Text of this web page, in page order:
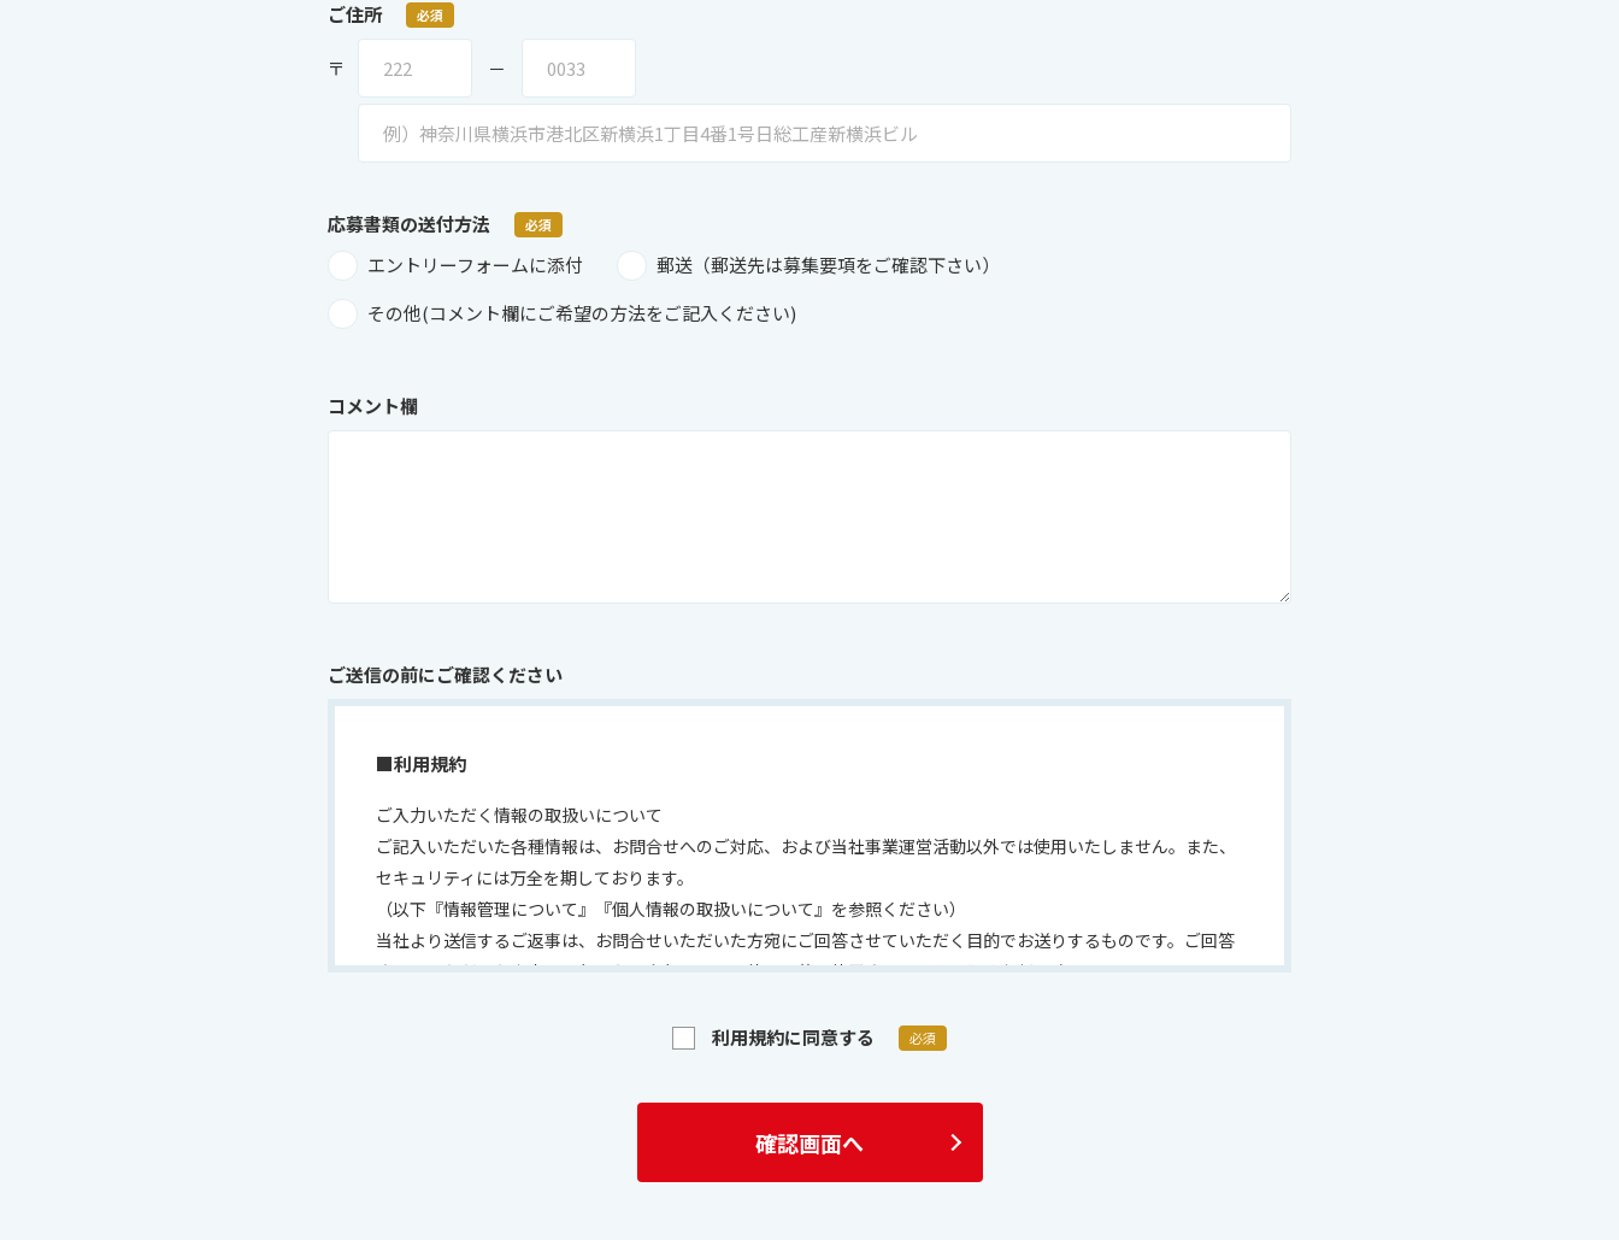
ご住所 必須
〒 －
応募書類の送付方法 必須
エントリーフォームに添付
郵送（郵送先は募集要項をご確認下さい）
その他(コメント欄にご希望の方法をご記入ください)
コメント欄
ご送信の前にご確認ください
■利用規約
ご入力いただく情報の取扱いについて
ご記入いただいた各種情報は、お問合せへのご対応、および当社事業運営活動以外では使用いたしません。また、
セキュリティには万全を期しております。
（以下『情報管理について』『個人情報の取扱いについて』を参照ください）
当社より送信するご返事は、お問合せいただいた方宛にご回答させていただく目的でお送りするものです。ご回答
させていただいた内容の一部または全部を、その他の目的で使用されることは堅くお断り致します。
ございますので、あらかじめご了承ください。
サイトポリシーにつきましては、こちらをご確認ください 「サイトポリシー」は
利用規約に同意する 必須
確認画面へ